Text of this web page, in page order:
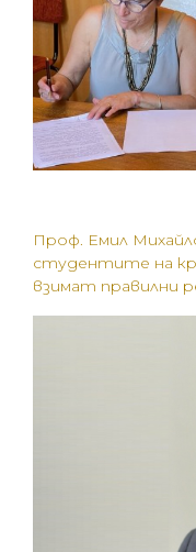
Проф. Емил
студентите на
взимат правилни